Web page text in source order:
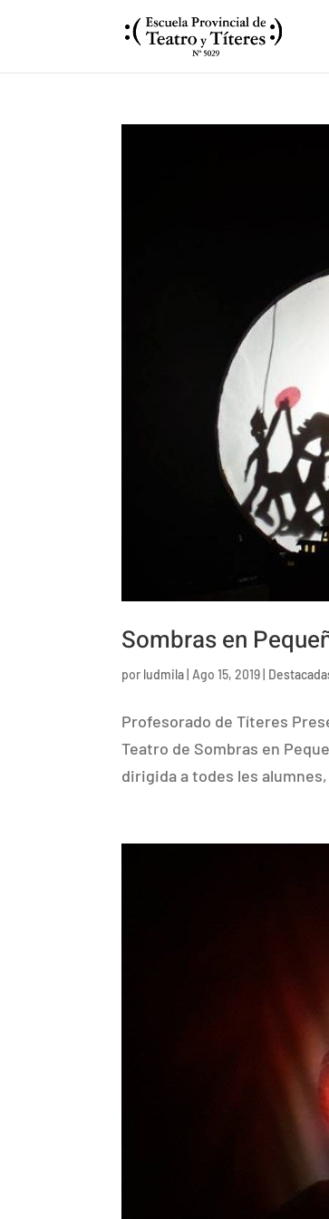
Sombras en
por ludmila Ago 15, 2019
Profesorado de Títeres
Teatro de Sombras en
dirigida a todes les